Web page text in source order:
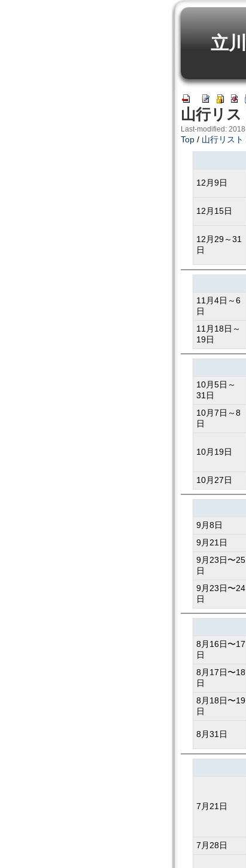
立
山行リ
Last-modified:
Top / 山行リスト
12月9日
12月15日
12月29～31
日
11月4日～6
日
11月18日～
19日
10月5日～
31日
10月7日～8
日
10月19日
10月27日
9月8日
9月21日
9月23日〜25
日
9月23日〜24
日
8月16日〜17
日
8月17日〜18
日
8月18日〜19
日
8月31日
7月21日
7月28日